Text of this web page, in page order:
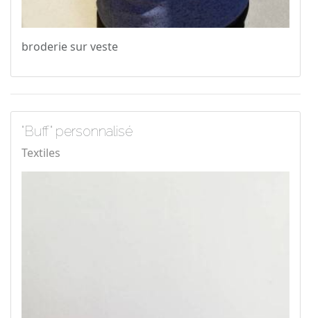
broderie sur veste
"Buff" personnalisé
Textiles